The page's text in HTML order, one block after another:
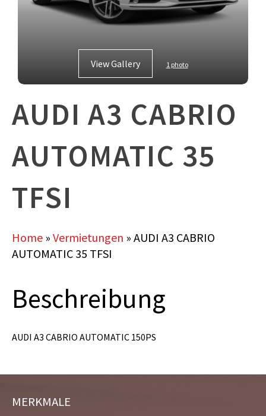
View Gallery 1 photo
AUDI A3 CABRIO
AUTOMATIC 35
TFSI
Home » Vermietungen » AUDI A3 CABRIO
AUTOMATIC 35 TFSI
Beschreibung
AUDI A3 CABRIO AUTOMATIC 150PS
MERKMALE